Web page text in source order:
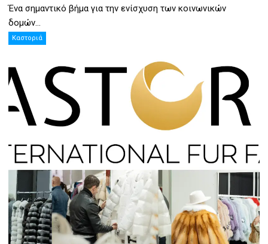
Ένα σημαντικό βήμα για την ενίσχυση των κοινωνικών
δομών...
Καστοριά